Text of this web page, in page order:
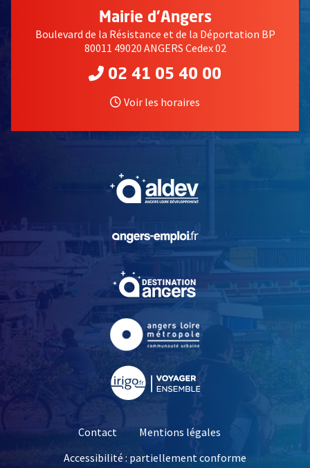
Mairie d'Angers
Boulevard de la Résistance et de la Déportation BP
80011 49020 ANGERS Cedex 02
02 41 05 40 00
Voir les horaires
, Ouvre une nouvelle
, Ouvre une nouvelle
Contact
Mentions légales
Accessibilité : partiellement conforme